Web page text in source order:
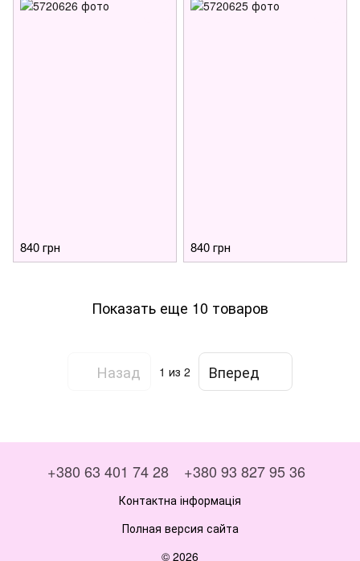
840 грн 840 грн
Показать еще 10 товаров
Назад 1 из 2 Вперед
+380 63 401 74 28 +380 93 827 95 36
Контактна інформація
Полная версия сайта
© 2026